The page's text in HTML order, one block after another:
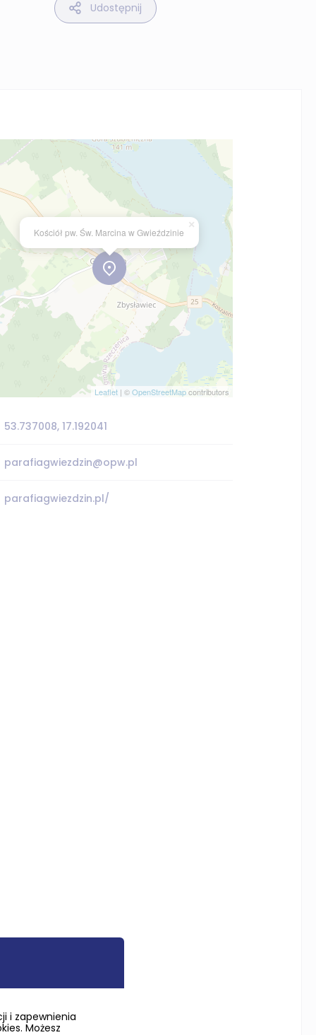
Udostępnij
Kościół pw. Św. Marcina w Gwieździnie
×
Leaflet | ©OpenStreetMapcontributors
53.737008, 17.192041
parafiagwiezdzin@opw.pl
parafiagwiezdzin.pl/
i zapewnienia
Możesz